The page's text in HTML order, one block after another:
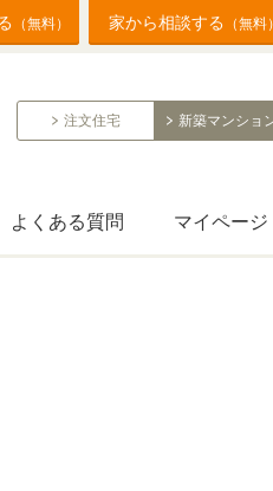
（無料） 家から相談する （無料）
注文住宅 新築マンショ
よくある質問 マイページ